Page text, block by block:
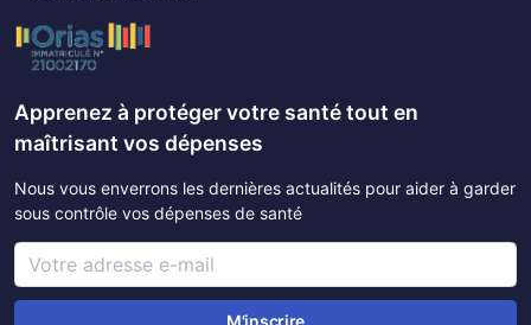
Apprenez à protéger votre santé tout en
maîtrisant vos dépenses
Nous vous enverrons les dernières actualités pour aider à garder
sous contrôle vos dépenses de santé
M'inscrire